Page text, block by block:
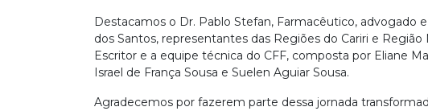
Destacamos o Dr. Pablo Stefan, Farmacêutico, advogado
dos Santos, representantes das Regiões do Cariri e
Escritor e a equipe técnica do CFF, composta por Eliane
Israel de França Sousa e Suelen Aguiar Sousa.
Agradecemos por fazerem parte dessa jornada